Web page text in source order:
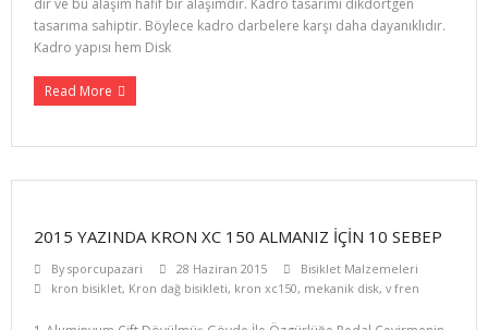
dir ve bu alaşım hafif bir alaşımdır. Kadro tasarımı dikdörtgen
tasarıma sahiptir. Böylece kadro darbelere karşı daha dayanıklıdır.
Kadro yapısı hem Disk
Read More
2015 YAZINDA KRON XC 150 ALMANIZ IÇIN 10 SEBEP
Bysporcupazari 28 Haziran 2015
Bisiklet Malzemeleri
kron bisiklet, Kron dağ bisikleti, kron xc150, mekanik disk, v fren